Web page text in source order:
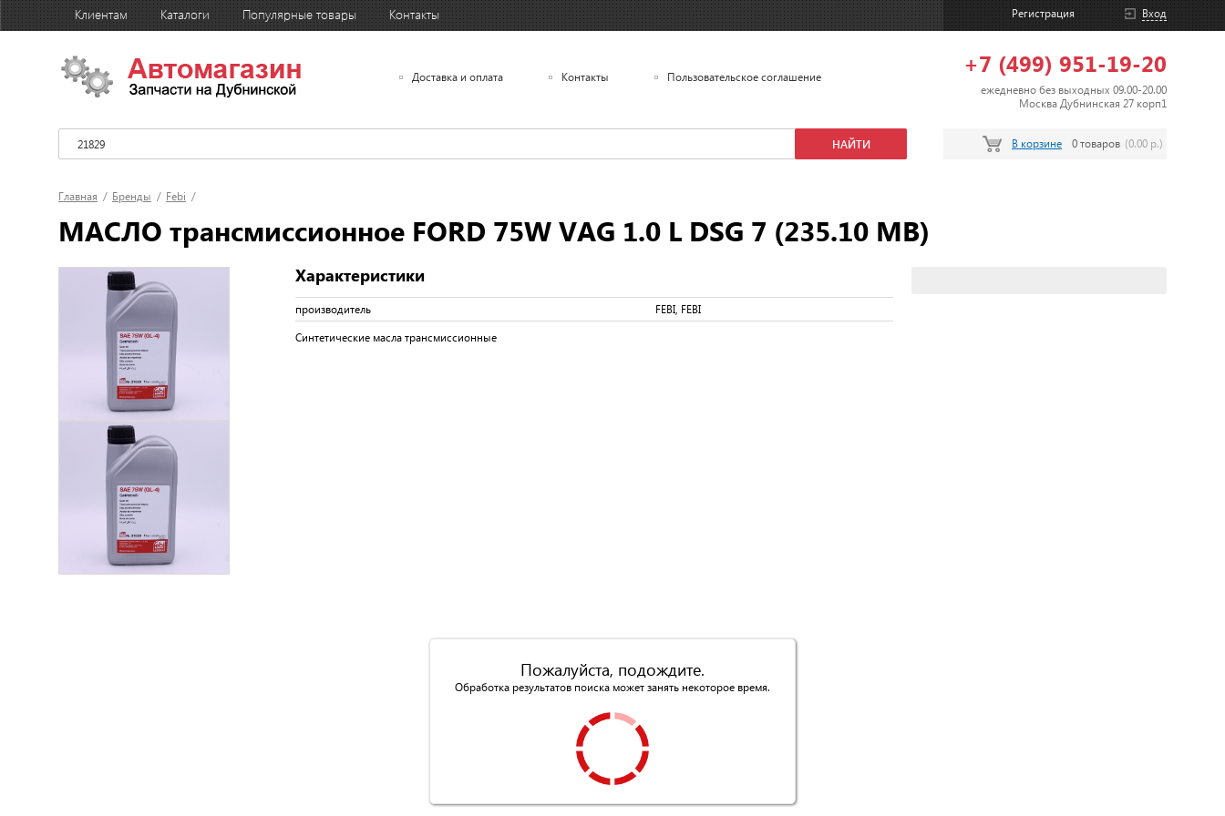
Клиентам Каталоги Популярные товары Контакты Вход
Регистрация
Доставка и оплата Контакты Пользовательское соглашение +7 (499) 951-19-20
ежедневно без выходных 09.00-20.00
Москва Дубнинская 27 корп1
В корзине 0 товаров (0.00 р.)
Главная / Бренды / Febi /
МАСЛО трансмиссионное FORD 75W VAG 1.0 L DSG 7 (235.10 MB)
Характеристики
производитель FEBI, FEBI
Синтетические масла трансмиссионные
Пожалуйста, подождите.
Обработка результатов поиска может занять некоторое время.